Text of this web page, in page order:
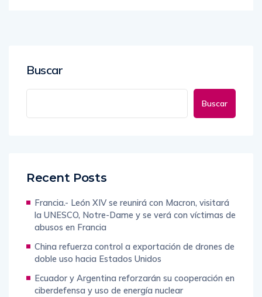
Buscar
Buscar
Recent Posts
Francia.- León XIV se reunirá con Macron, visitará
la UNESCO, Notre-Dame y se verá con víctimas de
abusos en Francia
China refuerza control a exportación de drones de
doble uso hacia Estados Unidos
Ecuador y Argentina reforzarán su cooperación en
ciberdefensa y uso de energía nuclear